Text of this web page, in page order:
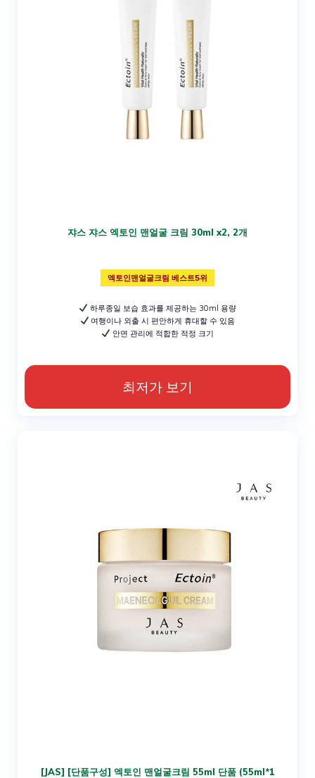
쟈스 쟈스 엑토인 맨얼굴 크림 30ml x2, 2개
엑토인맨얼굴크림 베스트5위
하루종일 보습 효과를 제공하는 30ml 용량
여행이나 외출 시 편안하게 휴대할 수 있음
안면 관리에 적합한 적정 크기
최저가 보기
[JAS] [단품구성] 엑토인 맨얼굴크림 55ml 단품 (55ml*1